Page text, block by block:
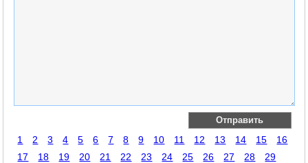
1 2 3 4 5 6 7 8 9 10 11 12 13 14 15
16
17
18 19 20 21 22 23 24 25 26 27 28
29